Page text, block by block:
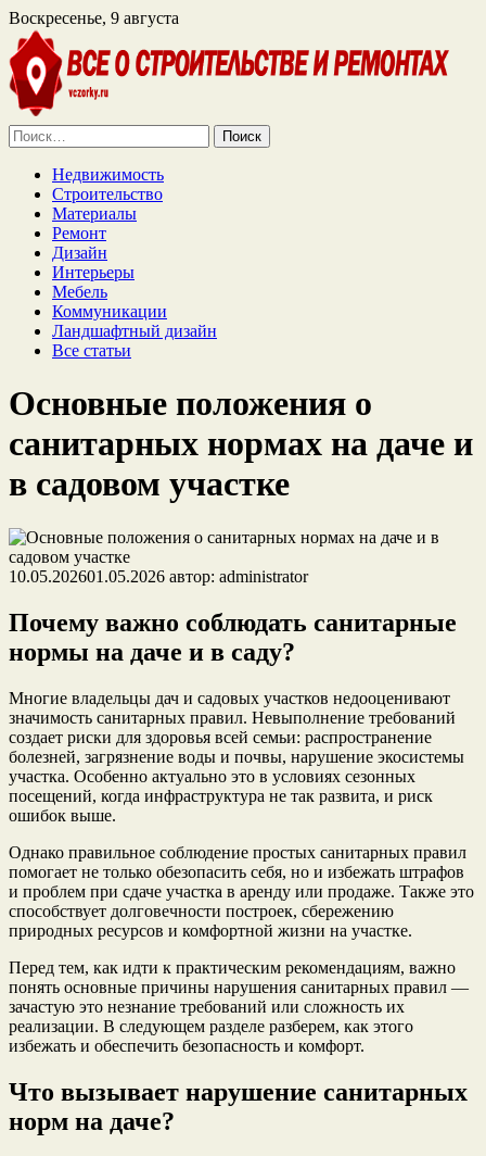
Воскресенье, 9 августа
Найти:
Недвижимость
Строительство
Материалы
Ремонт
Дизайн
Интерьеры
Мебель
Коммуникации
Ландшафтный дизайн
Все статьи
Основные положения о
санитарных нормах на даче и
в садовом участке
10.05.202601.05.2026 автор: administrator
Почему важно соблюдать санитарные
нормы на даче и в саду?
Многие владельцы дач и садовых участков недооценивают
значимость санитарных правил. Невыполнение требований
создает риски для здоровья всей семьи: распространение
болезней, загрязнение воды и почвы, нарушение экосистемы
участка. Особенно актуально это в условиях сезонных
посещений, когда инфраструктура не так развита, и риск
ошибок выше.
Однако правильное соблюдение простых санитарных правил
помогает не только обезопасить себя, но и избежать штрафов
и проблем при сдаче участка в аренду или продаже. Также это
способствует долговечности построек, сбережению
природных ресурсов и комфортной жизни на участке.
Перед тем, как идти к практическим рекомендациям, важно
понять основные причины нарушения санитарных правил —
зачастую это незнание требований или сложность их
реализации. В следующем разделе разберем, как этого
избежать и обеспечить безопасность и комфорт.
Что вызывает нарушение санитарных
норм на даче?